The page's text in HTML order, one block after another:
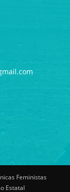
Feministas
Estatal